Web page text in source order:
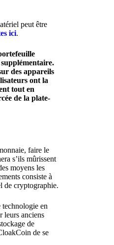
peut être
ici.
supplémentaire.
des appareils
ont la
tout en
de la plate-
faire le
s’ils mûrissent
moyens les
consiste à
de cryptographie.
technologie en
leurs anciens
de
de se